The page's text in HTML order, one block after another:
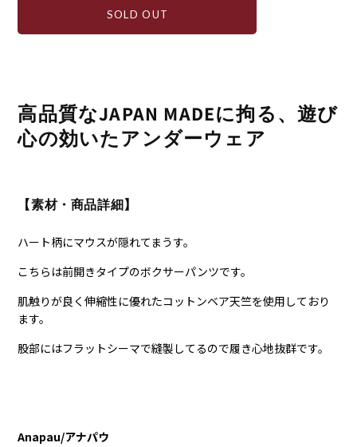
SOLD OUT
高品質なJAPAN MADEに拘る、遊び
心の効いたアンダーウェア
【素材・商品詳細】
ハート柄にマウスが隠れてまうす。
こちらは前開きタイプのボクサーパンツです。
肌触りが良く伸縮性に優れたコットンベア天竺を使用しており
ます。
股部にはフラットシーマで縫製してるので履き心地抜群です。
Anapau/アナパウ